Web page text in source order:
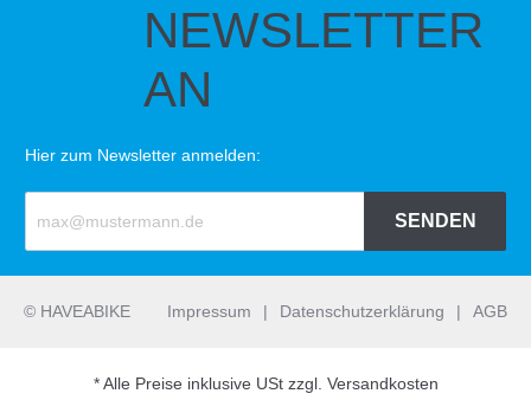
NEWSLETTER
AN
Hier zum Newsletter anmelden:
SENDEN
© HAVEABIKE Impressum | Datenschutzerklärung | AGB
* Alle Preise inklusive USt zzgl. Versandkosten